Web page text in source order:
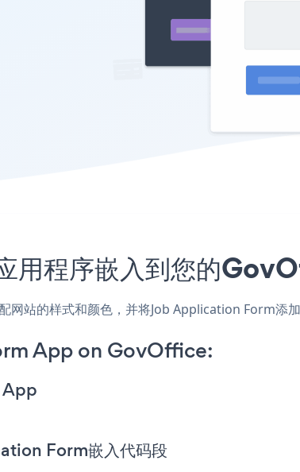
程序嵌入到您的
站的样式和颜色，并将Job Application Form添
App on GovOffice:
Form嵌入代码段